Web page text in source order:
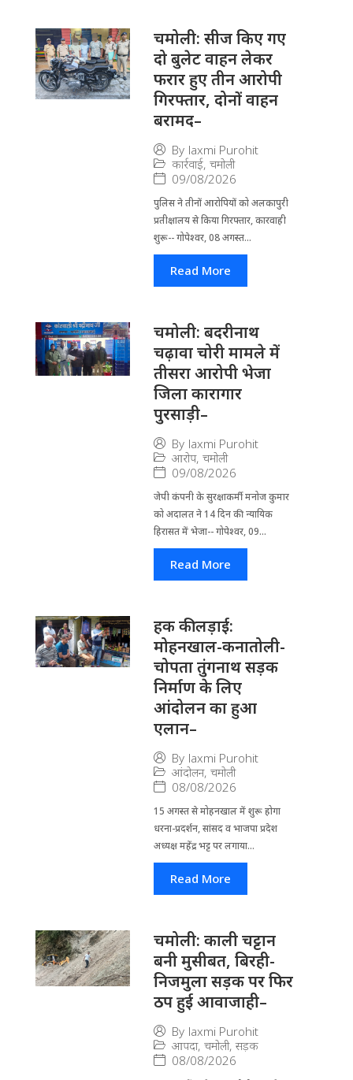
चमोली: सीज किए गए
दो बुलेट वाहन लेकर
फरार हुए तीन आरोपी
गिरफ्तार, दोनों वाहन
बरामद–
By laxmi Purohit
कार्रवाई, चमोली
09/08/2026
पुलिस ने तीनों आरोपियों को अलकापुरी
प्रतीक्षालय से किया गिरफ्तार, कारवाही
शुरू-- गोपेश्वर, 08 अगस्त...
Read More
चमोली: बदरीनाथ
चढ़ावा चोरी मामले में
तीसरा आरोपी भेजा
जिला कारागार
पुरसाड़ी–
By laxmi Purohit
आरोप, चमोली
09/08/2026
जेपी कंपनी के सुरक्षाकर्मी मनोज कुमार
को अदालत ने 14 दिन की न्यायिक
हिरासत में भेजा-- गोपेश्वर, 09...
Read More
हक की लड़ाई:
मोहनखाल-कनातोली-
चोपता तुंगनाथ सड़क
निर्माण के लिए
आंदोलन का हुआ
एलान–
By laxmi Purohit
आंदोलन, चमोली
08/08/2026
15 अगस्त से मोहनखाल में शुरू होगा
धरना-प्रदर्शन, सांसद व भाजपा प्रदेश
अध्यक्ष महेंद्र भट्ट पर लगाया...
Read More
चमोली: काली चट्टान
बनी मुसीबत, बिरही-
निजमुला सड़क पर फिर
ठप हुई आवाजाही–
By laxmi Purohit
आपदा, चमोली, सड़क
08/08/2026